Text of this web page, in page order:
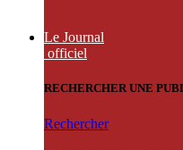
Le Journal
officiel
RECHERCHER UNE
Rechercher